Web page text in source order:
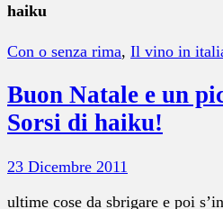
haiku
Con o senza rima, Il vino in
Buon Natale e un
Sorsi di haiku!
23 Dicembre 2011
ultime cose da sbrigare e poi